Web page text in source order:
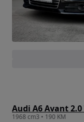
Audi A6 Avant
1968 cm3 • 190 KM